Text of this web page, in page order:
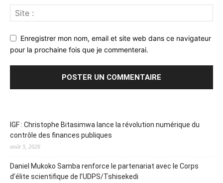
Enregistrer mon nom, email et site web dans ce navigateur
pour la prochaine fois que je commenterai.
IGF : Christophe Bitasimwa lance la révolution numérique du
contrôle des finances publiques
août 5, 2026
Daniel Mukoko Samba renforce le partenariat avec le Corps
d’élite scientifique de l’UDPS/Tshisekedi